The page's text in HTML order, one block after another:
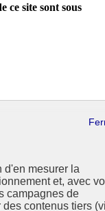
d'en mesurer la
et, avec
campagnes de
contenus tiers
ce site sont sous